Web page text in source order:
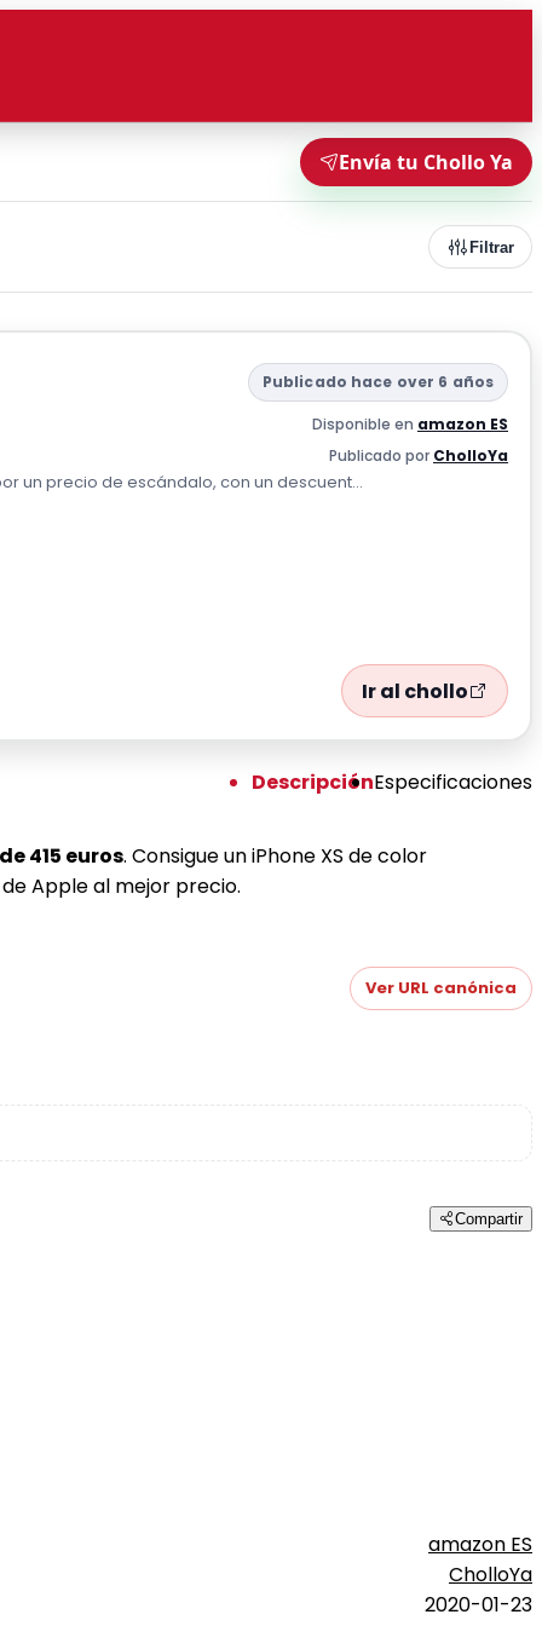
Envía tu Chollo Ya
Filtrar
Publicado hace over 6 años
Disponible en amazon ES
Publicado por CholloYa
un precio de escándalo, con un descuent...
Ir al chollo
DescripciónEspecificaciones
415 euros. Consigue un iPhone XS de color
Apple al mejor precio.
Ver URL canónica
Compartir
amazon ES
CholloYa
2020-01-23